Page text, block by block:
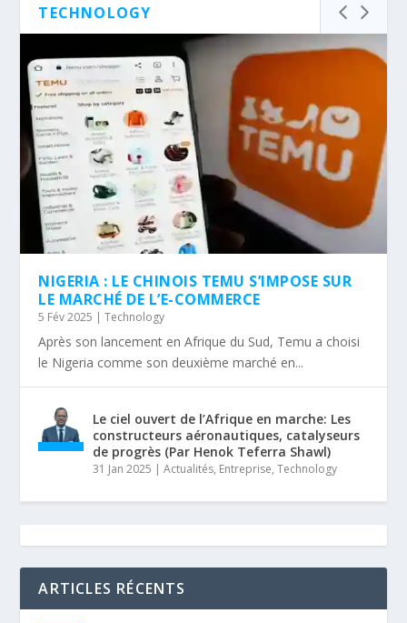
TECHNOLOGY
NIGERIA : LE CHINOIS TEMU S’IMPOSE SUR
LE MARCHÉ DE L’E-COMMERCE
5 Fév 2025 |Technology
Après son lancement en Afrique du Sud, Temu a choisi
le Nigeria comme son deuxième marché en...
Le ciel ouvert de l’Afrique en marche: Les
constructeurs aéronautiques, catalyseurs
de progrès (Par Henok Teferra Shawl)
31 Jan 2025 |Actualités, Entreprise,Technology
ARTICLES RÉCENTS